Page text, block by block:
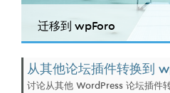
迁移到 wpForo
从其他论坛插件转换到
讨论从其他 WordPress 论坛插件